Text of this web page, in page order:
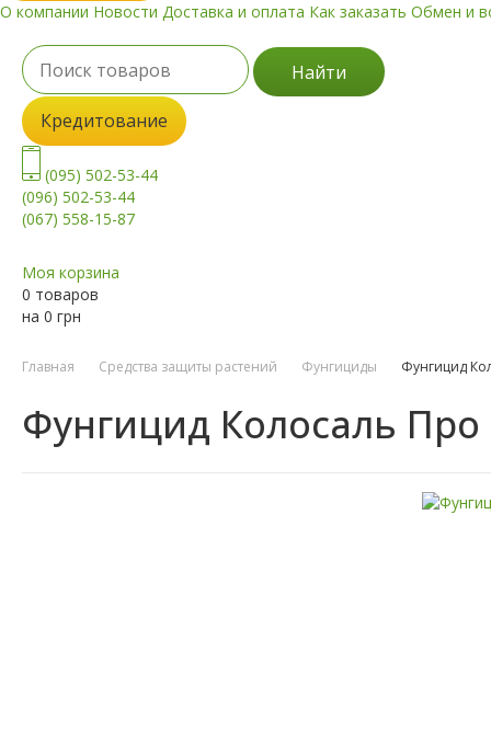
О компании Новости Доставка и оплата Как заказать Обмен и
Найти
Кредитование
(095) 502-53-44
(096) 502-53-44
(067) 558-15-87
Моя корзина
0 товаров
на 0 грн
Главная Средства защиты растений Фунгициды Фунгицид
Фунгицид Колосаль Про